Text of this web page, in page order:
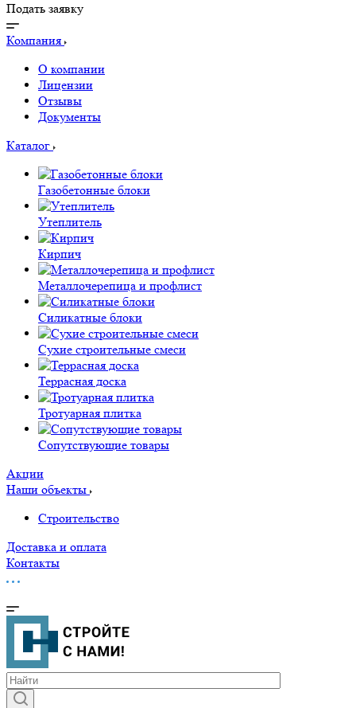
Подать заявку
Компания
О компании
Лицензии
Отзывы
Документы
Каталог
Газобетонные блоки
Утеплитель
Кирпич
Металлочерепица и профлист
Силикатные блоки
Сухие строительные смеси
Террасная доска
Тротуарная плитка
Сопутствующие товары
Акции
Наши объекты
Строительство
Доставка и оплата
Контакты